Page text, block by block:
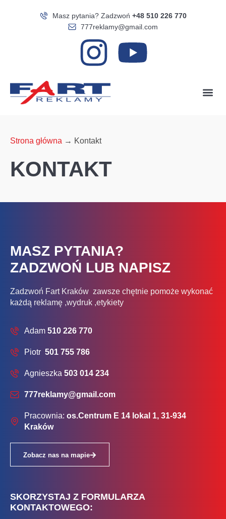
Masz pytania? Zadzwoń +48 510 226 770
777reklamy@gmail.com
Strona główna → Kontakt
KONTAKT
MASZ PYTANIA?
ZADZWOŃ LUB NAPISZ
Zadzwoń Fart Kraków zawsze chętnie pomoże wykonać
każdą reklamę ,wydruk ,etykiety
Adam 510 226 770
Piotr 501 755 786
Agnieszka 503 014 234
777reklamy@gmail.com
Pracownia: os.Centrum E 14 lokal 1, 31-934
Kraków
Zobacz nas na mapie
SKORZYSTAJ Z FORMULARZA
KONTAKTOWEGO: